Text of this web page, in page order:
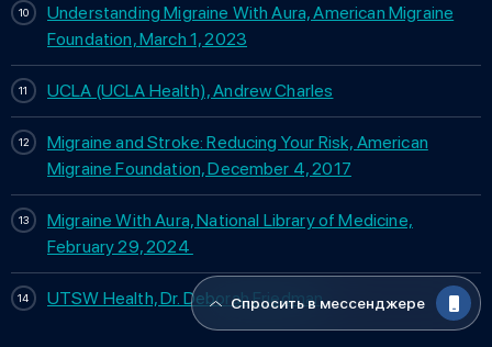
Understanding Migraine With Aura, American Migraine
Foundation, March 1, 2023
UCLA (UCLA Health), Andrew Charles
Migraine and Stroke: Reducing Your Risk, American
Migraine Foundation, December 4, 2017
Migraine With Aura, National Library of Medicine,
February 29, 2024
UTSW Health, Dr. Deborah FriedmanСпросить в мессенджере